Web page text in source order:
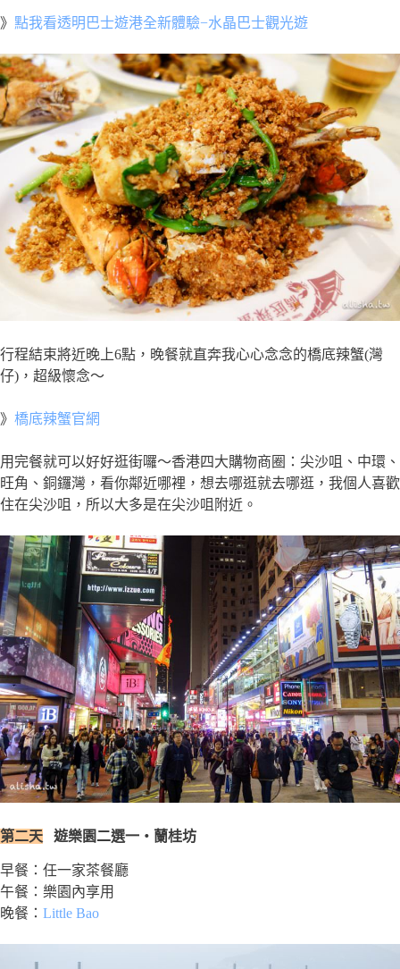
》 點我看透明巴士遊港全新體驗−水晶巴士觀光遊
行程結束將近晚上6點，晚餐就直奔我心心念念的橋底辣蟹(灣
仔)，超級懷念～
》 橋底辣蟹官網
用完餐就可以好好逛街囉～香港四大購物商圈：尖沙咀、中環、
旺角、銅鑼灣，看你鄰近哪裡，想去哪逛就去哪逛，我個人喜歡
住在尖沙咀，所以大多是在尖沙咀附近。
第二天 遊樂園二選一・蘭桂坊
早餐：任一家茶餐廳
午餐：樂園內享用
晚餐： Little Bao